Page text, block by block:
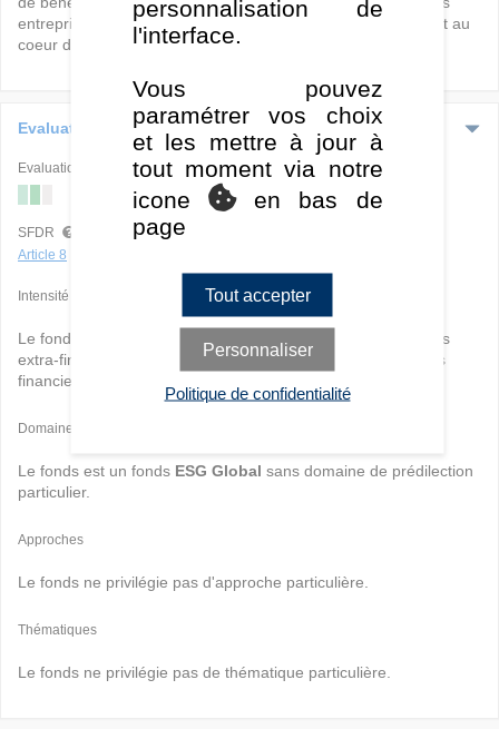
entreprises et leur capacité de versement de dividendes sont au
coeur de cette approche fondamentale.
Evaluation ESG
Evaluation ISR globale
SFDR
Article 8
Intensité
Le fonds a
puisque les critères
extra-financiers (ESG) sont prioritairesvis-à-vis des critères
financiers dans les choix d'investissement du gérant.
Domaines
Le fonds est un fonds ESG Global sans domaine de prédilection
particulier.
Approches
Le fonds ne privilégie pas d'approche particulière.
Thématiques
Le fonds ne privilégie pas de thématique particulière.
personnalisation de
l'interface.
Vous pouvez
paramétrer vos choix
et les mettre à jour à
tout moment via notre
icone
en bas de
page
Tout accepter
Personnaliser
Politique de confidentialité